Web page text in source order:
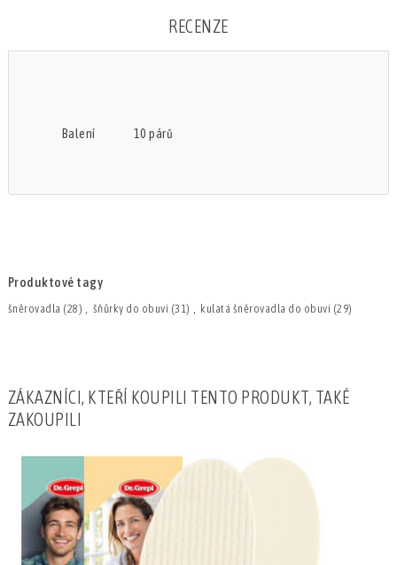
RECENZE
Balení 10 párů
Produktové tagy
šněrovadla (28) šňůrky do obuvi (31) kulatá šněrovadla do obuvi (29)
ZÁKAZNÍCI, KTEŘÍ KOUPILI TENTO PRODUKT, TAKÉ
ZAKOUPILI